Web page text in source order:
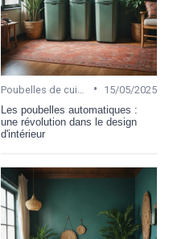
•
15/05/2025
Les poubelles automatiques :
une révolution dans le design
d'intérieur